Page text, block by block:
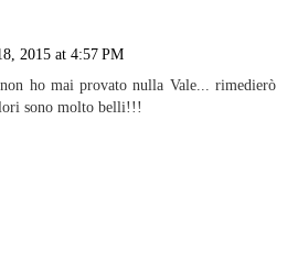
2015 at 4:57 PM
ho mai provato nulla Vale... rimedierò
sono molto belli!!!